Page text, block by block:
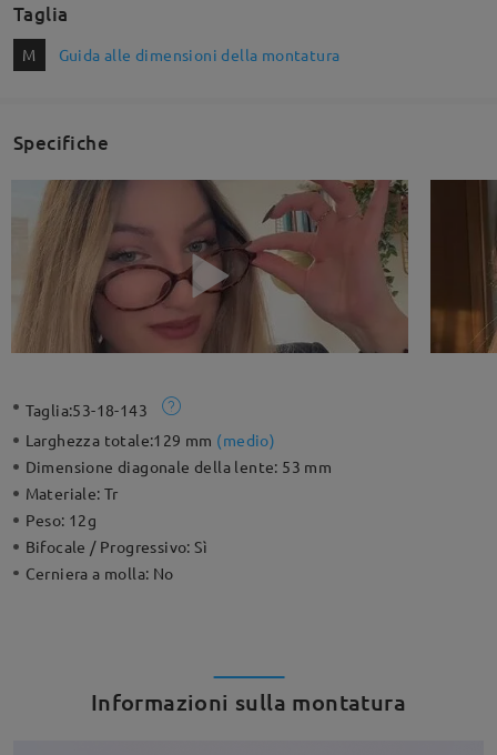
Taglia
M Guida alle dimensioni della montatura
Specifiche
Taglia:53-18-143
Larghezza totale:129 mm (medio)
Dimensione diagonale della lente: 53 mm
Materiale:Tr
Peso: 12g
Bifocale / Progressivo:Sì
Cerniera a molla: No
Informazioni sulla montatura